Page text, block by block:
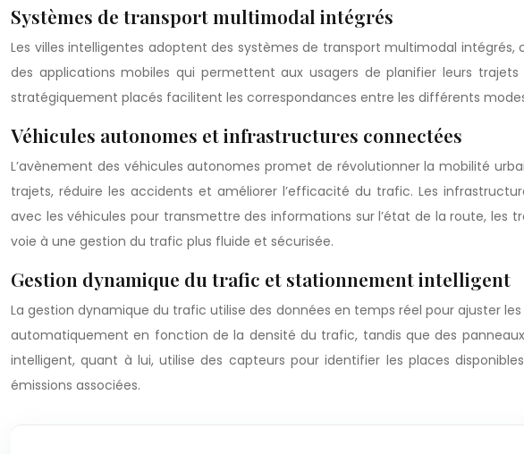
Systèmes de transport multimodal intégrés
Les villes intelligentes adoptent des systèmes de transport multimodal
des applications mobiles qui permettent aux usagers de planifier leurs
stratégiquement placés facilitent les correspondances entre les différents
Véhicules autonomes et infrastructures connectées
L’avènement des véhicules autonomes promet de révolutionner la mobilité
trajets, réduire les accidents et améliorer l’efficacité du trafic. Les
avec les véhicules pour transmettre des informations sur l’état de la route,
voie à une gestion du trafic plus fluide et sécurisée.
Gestion dynamique du trafic et stationnement intelligent
La gestion dynamique du trafic utilise des données en temps réel pour ajuster
automatiquement en fonction de la densité du trafic, tandis que des
intelligent, quant à lui, utilise des capteurs pour identifier les places
émissions associées.